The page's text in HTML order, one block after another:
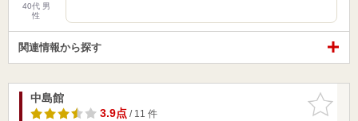
40代 男
性
関連情報から探す
お気に入
りに追加
中島館
3.9点/ 11 件